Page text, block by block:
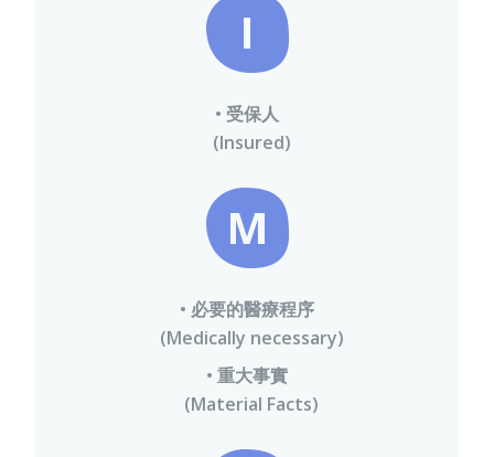
I
• 受保人
(Insured)
M
• 必要的醫療程序
(Medically necessary)
• 重大事實
(Material Facts)